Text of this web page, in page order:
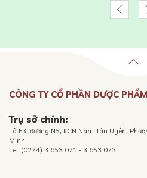
CÔNG TY CỔ PHẦN DƯỢC
Trụ sở chính:
Lô F3, đường N5, KCN Nam Tân Uyên,
Minh
Tel: (0274) 3 653 071 - 3 653 073